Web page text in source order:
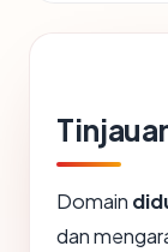
Domain
dan